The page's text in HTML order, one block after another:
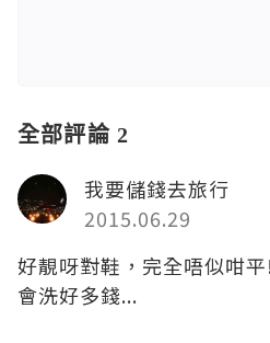
全部評論 2
我要儲錢去旅行
2015.06.29
好靚呀對鞋，完全唔似咁
會洗好多錢...